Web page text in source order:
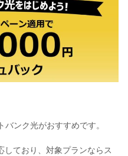
ンク光がおすすめです。
しており、対象プランならス